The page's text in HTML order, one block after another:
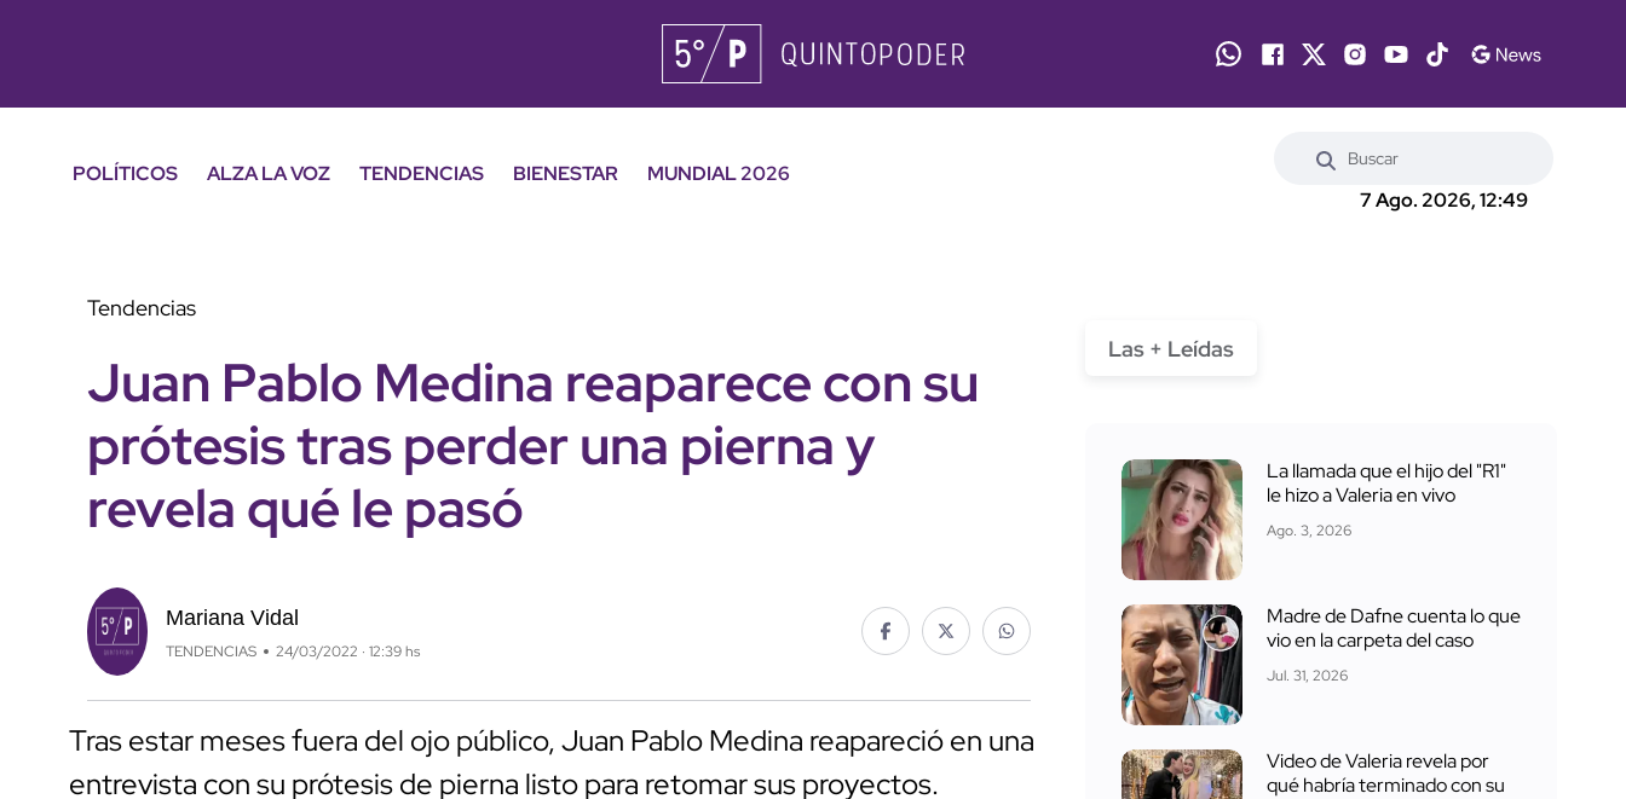
POLÍTICOS ALZA LA VOZ TENDENCIAS BIENESTAR
MUNDIAL 2026
7 Ago. 2026, 12:49
Tendencias
Juan Pablo Medina reaparece con su
prótesis tras perder una pierna y
revela qué le pasó
Mariana Vidal
TENDENCIAS 24/03/2022 · 12:39 hs
Tras estar meses fuera del ojo público, Juan Pablo Medina reapareció en una
entrevista con su prótesis de pierna listo para retomar sus proyectos.
Las + Leídas
La llamada que el hijo del "R1"
le hizo a Valeria en vivo
Ago. 3, 2026
Madre de Dafne cuenta lo que
vio en la carpeta del caso
Jul. 31, 2026
Video de Valeria revela por
qué habría terminado con su